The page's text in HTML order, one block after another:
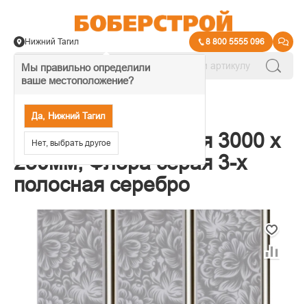
Мы правильно определили
ваше местоположение?
Да, Нижний Тагил
Нет, выбрать другое
Нижний Тагил 8 800 5555 096
Панель пластиковая 3000 х
250мм, Флора серая 3-х
полосная серебро